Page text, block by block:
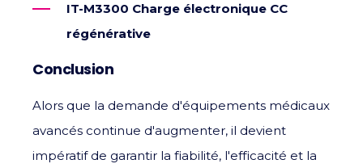
IT-M3300 Charge électronique CC
régénérative
Conclusion
Alors que la demande d'équipements médicaux
avancés continue d'augmenter, il devient
impératif de garantir la fiabilité, l'efficacité et la